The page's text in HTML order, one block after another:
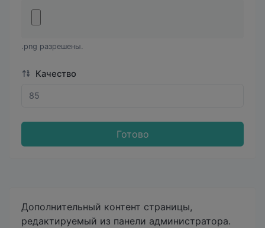
.png разрешены.
Качество
Готово
Дополнительный контент страницы,
редактируемый из панели администратора.